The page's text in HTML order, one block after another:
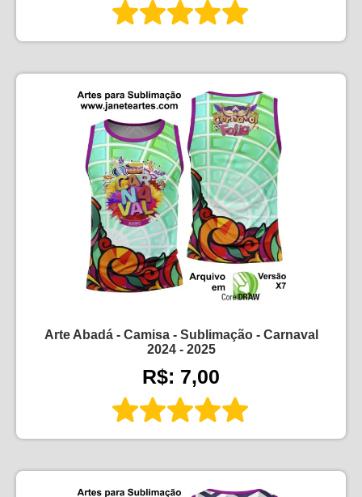
Arte Abadá - Camisa - Sublimação - Carnaval
2024 - 2025
R$: 7,00